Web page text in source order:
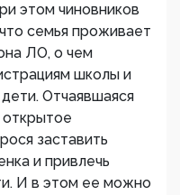
этом чиновников
семья проживает
ЛО, о чем
школы и
Отчаявшаяся
открытое
заставить
и привлечь
И в этом ее можно